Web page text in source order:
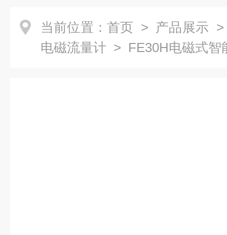
当前位置： 首页 > 产品展示
电磁流量计 > FE30H电磁式智